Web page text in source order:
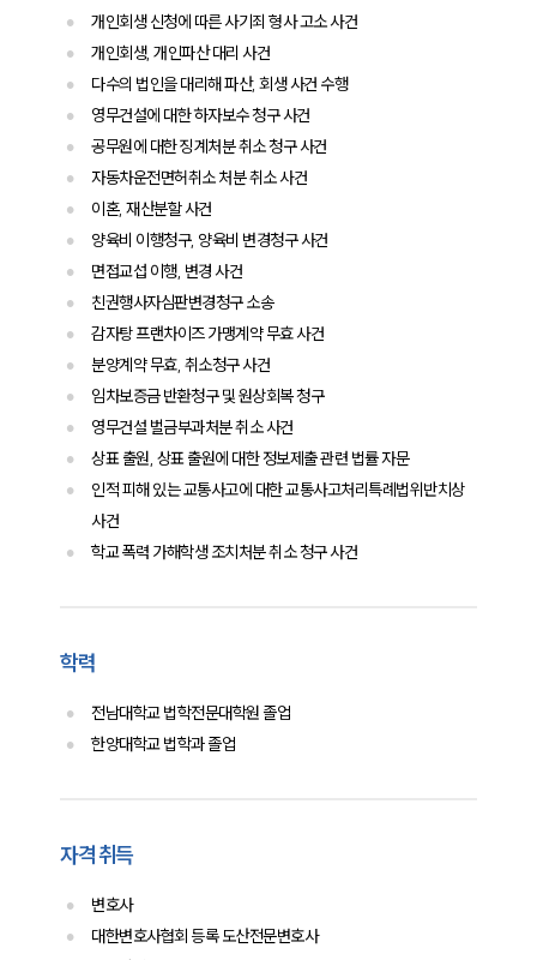
대륜법률상담예약
대륜법률상담예약
개인회생 신청에 따른 사기죄 형사 고소 사건
개인회생, 개인파산 대리 사건
다수의 법인을 대리해 파산, 회생 사건 수행
영무건설에 대한 하자보수 청구 사건
공무원에 대한 징계처분 취소 청구 사건
자동차운전면허취소 처분 취소 사건
이혼, 재산분할 사건
양육비 이행청구, 양육비 변경청구 사건
면접교섭 이행, 변경 사건
친권행사자심판변경청구 소송
감자탕 프랜차이즈 가맹계약 무효 사건
분양계약 무효, 취소청구 사건
임차보증금 반환청구 및 원상회복 청구
영무건설 벌금부과처분 취소 사건
상표 출원, 상표 출원에 대한 정보제출 관련 법률 자문
인적 피해 있는 교통사고에 대한 교통사고처리특례법위반치상
사건
학교 폭력 가해학생 조치처분 취소 청구 사건
학력
전남대학교 법학전문대학원 졸업
한양대학교 법학과 졸업
자격 취득
변호사
대한변호사협회 등록 도산전문변호사